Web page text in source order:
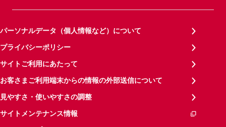
パーソナルデータ（個人情報など）について
プライバシーポリシー
サイトご利用にあたって
お客さまご利用端末からの情報の外部送信について
見やすさ・使いやすさの調整
サイトメンテナンス情報